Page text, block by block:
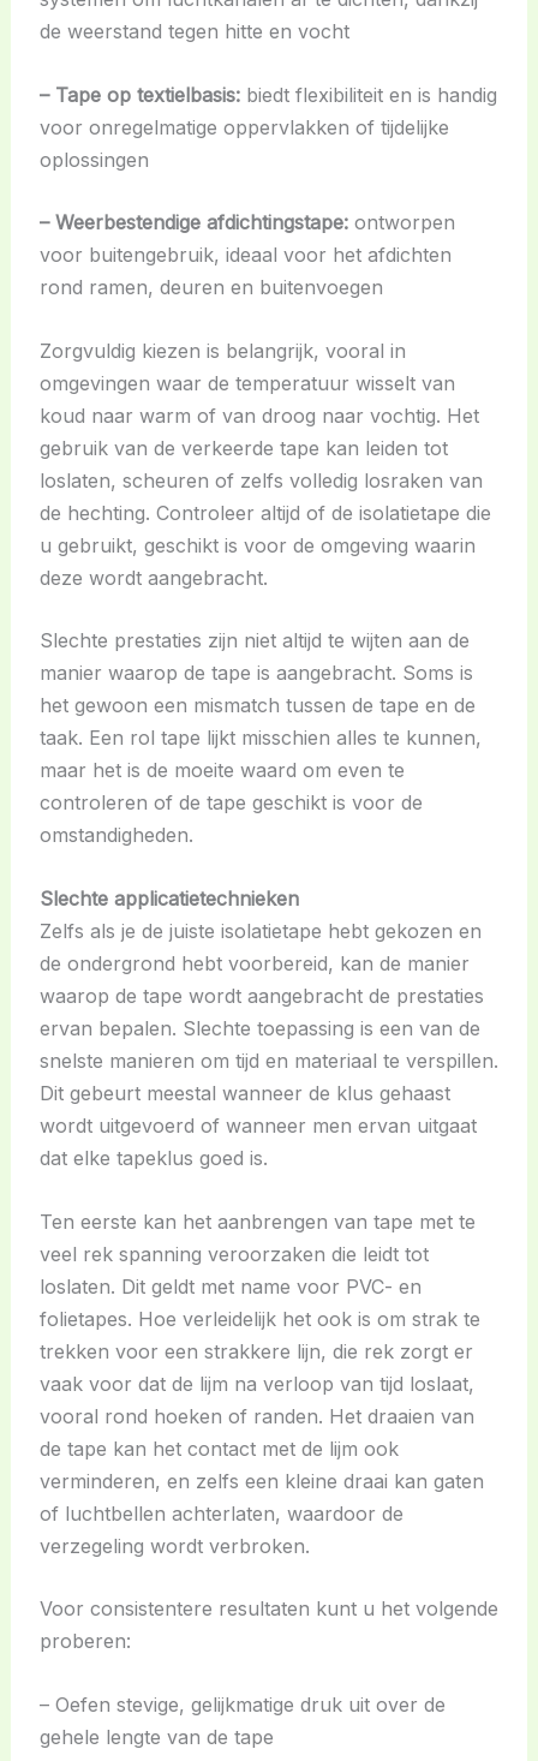
de weerstand tegen hitte en vocht
– Tape op textielbasis: biedt flexibiliteit en is handig
voor onregelmatige oppervlakken of tijdelijke
oplossingen
– Weerbestendige afdichtingstape:ontworpen
voor buitengebruik, ideaal voor het afdichten
rond ramen, deuren en buitenvoegen
Zorgvuldig kiezen is belangrijk, vooral in
omgevingen waar de temperatuur wisselt van
koud naar warm of van droog naar vochtig. Het
gebruik van de verkeerde tape kan leiden tot
loslaten, scheuren of zelfs volledig losraken van
de hechting. Controleer altijd of de isolatietape die
u gebruikt, geschikt is voor de omgeving waarin
deze wordt aangebracht.
Slechte prestaties zijn niet altijd te wijten aan de
manier waarop de tape is aangebracht. Soms is
het gewoon een mismatch tussen de tape en de
taak. Een rol tape lijkt misschien alles te kunnen,
maar het is de moeite waard om even te
controleren of de tape geschikt is voor de
omstandigheden.
Slechte applicatietechnieken
Zelfs als je de juiste isolatietape hebt gekozen en
de ondergrond hebt voorbereid, kan de manier
waarop de tape wordt aangebracht de prestaties
ervan bepalen. Slechte toepassing is een van de
snelste manieren om tijd en materiaal te verspillen.
Dit gebeurt meestal wanneer de klus gehaast
wordt uitgevoerd of wanneer men ervan uitgaat
dat elke tapeklus goed is.
Ten eerste kan het aanbrengen van tape met te
veel rek spanning veroorzaken die leidt tot
loslaten. Dit geldt met name voor PVC- en
folietapes. Hoe verleidelijk het ook is om strak te
trekken voor een strakkere lijn, die rek zorgt er
vaak voor dat de lijm na verloop van tijd loslaat,
vooral rond hoeken of randen. Het draaien van
de tape kan het contact met de lijm ook
verminderen, en zelfs een kleine draai kan gaten
of luchtbellen achterlaten, waardoor de
verzegeling wordt verbroken.
Voor consistentere resultaten kunt u het volgende
proberen:
– Oefen stevige, gelijkmatige druk uit over de
gehele lengte van de tape